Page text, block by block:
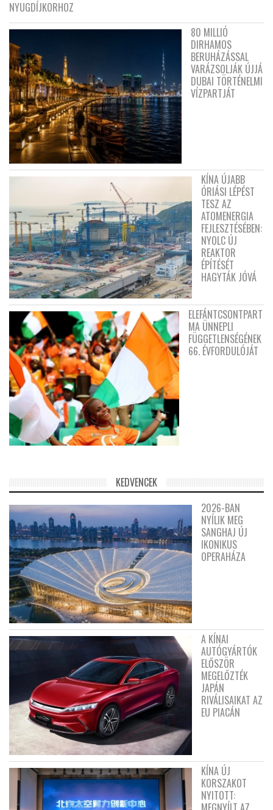
NYUGDÍJKORHOZ
80 MILLIÓ
DIRHAMOS
BERUHÁZÁSSAL
VARÁZSOLJÁK ÚJJÁ
DUBAI TÖRTÉNELMI
VÍZPARTJÁT
KÍNA ÚJABB
ÓRIÁSI LÉPÉST
TESZ AZ
ATOMENERGIA
FEJLESZTÉSÉBEN:
NYOLC ÚJ
REAKTOR
ÉPÍTÉSÉT
HAGYTÁK JÓVÁ
ELEFÁNTCSONTPART
MA ÜNNEPLI
FÜGGETLENSÉGÉNEK
66. ÉVFORDULÓJÁT
KEDVENCEK
2026-BAN
NYÍLIK MEG
SANGHAJ ÚJ
IKONIKUS
OPERAHÁZA
A KÍNAI
AUTÓGYÁRTÓK
ELŐSZÖR
MEGELŐZTÉK
JAPÁN
RIVÁLISAIKAT AZ
EU PIACÁN
KÍNA ÚJ
KORSZAKOT
NYITOTT: